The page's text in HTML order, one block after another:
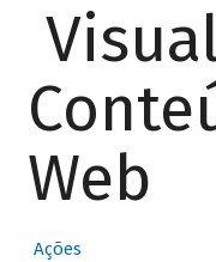
Web
Ações